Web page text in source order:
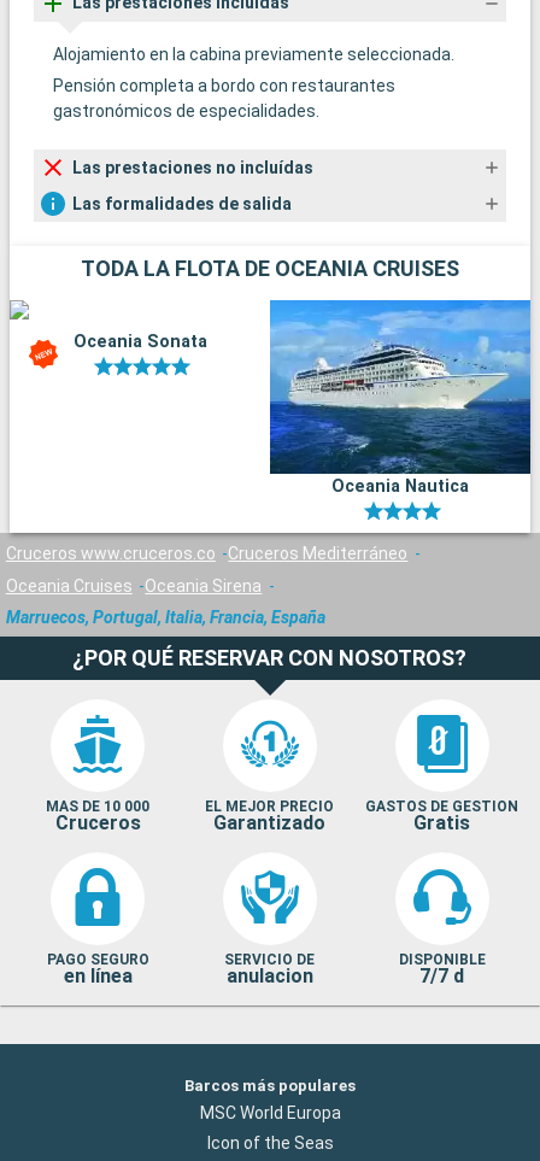
Alojamiento en la cabina previamente seleccionada.
Pensión completa a bordo con restaurantes
gastronómicos de especialidades.
Las prestaciones no incluídas
Las formalidades de salida
TODA LA FLOTA DE OCEANIA CRUISES
Oceania Sonata
Oceania Nautica
Cruceros www.cruceros.co
Cruceros Mediterráneo
Oceania Cruises
Oceania Sirena
Marruecos, Portugal, Italia, Francia, España
¿POR QUÉ RESERVAR CON NOSOTROS?
MAS DE 10 000
Cruceros
EL MEJOR PRECIO
Garantizado
GASTOS DE GESTION
Gratis
PAGO SEGURO
en línea
SERVICIO DE
anulacion
DISPONIBLE
7/7 d
Barcos más populares
MSC World Europa
Icon of the Seas